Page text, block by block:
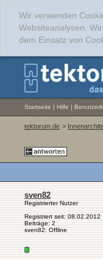
Wir verwenden
Websiteanalysen.
dem Einsatz von
Startseite | Hilfe |
tektorum.de >
sven82
Registrierter Nutzer
Registriert seit: 08.02.2012
Beiträge: 2
sven82: Offline